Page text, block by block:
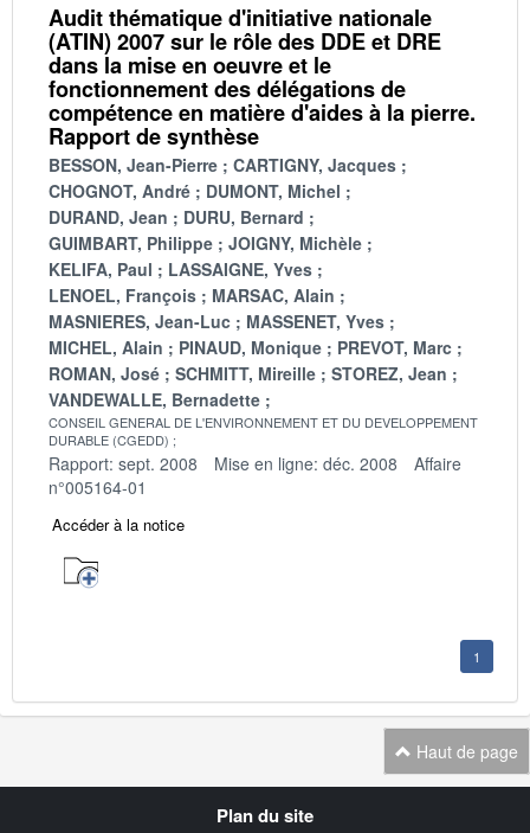
Audit thématique d'initiative nationale
(ATIN) 2007 sur le rôle des DDE et DRE
dans la mise en oeuvre et le
fonctionnement des délégations de
compétence en matière d'aides à la pierre.
Rapport de synthèse
BESSON, Jean-Pierre
CARTIGNY, Jacques
CHOGNOT, André
DUMONT, Michel
DURAND, Jean
DURU, Bernard
GUIMBART, Philippe
JOIGNY, Michèle
KELIFA, Paul
LASSAIGNE, Yves
LENOEL, François
MARSAC, Alain
MASNIERES, Jean-Luc
MASSENET, Yves
MICHEL, Alain
PINAUD, Monique
PREVOT, Marc
ROMAN, José
SCHMITT, Mireille
STOREZ, Jean
VANDEWALLE, Bernadette
CONSEIL GENERAL DE L'ENVIRONNEMENT ET DU DEVELOPPEMENT
DURABLE (CGEDD)
Rapport: sept. 2008 Mise en ligne: déc. 2008
Affaire
n°005164-01
Accéder à la notice
1
Haut de page
Plan du site